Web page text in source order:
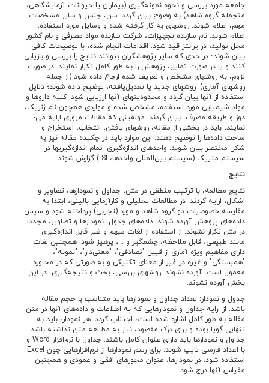
جامعه مورد بررسی و نحوه نمونه‌­گیری (بیماران یا حیوانات آزمایشگاهی،
منجمله گروه شاهد) به وضوح بیان گردد. سن، جنس و سایر مشخصات
مهم، اعلام شوند. روشهای به کار گرفته شده و وسایل مورد استفاده،
اعلام شوند. نام سازنده تجهیزات، شرکت سازنده مواد مصرفی و نام کشور
محل تولید، در پرانتز قید شود. اقدامات انجام شده، با توضیحات کافی
بیان شوند؛ در حدی که سایر پژوهشگران بتوانند نتایج را بررسی و بازیابی
کنند و یا در صورت تمایل، پژوهش را به طور کامل تکرار نمایند. در صورت
لزوم، به روشهای مشخص و تعریف شده ارجاع داده شود (از جمله
روشهای آماری). روشهای جدید یا تعدیل‌­یافته، توضیح داده شوند؛ دلایل
استفاده از آنها بیان گردد و محدودیتهای آنها ارزیابی شود. کلیه داروها و
مواد شیمیایی مورد استفاده، مشخص شده و مواردی همچون نام ژنریک،
دوز و طریقه مصرف، بیان گردند. مولفینی که مقالات مروری ارایه می‌­
نمایند، باید در بخشی از مقاله، روشهای یافتن، انتخاب، استخراج و
ساخت داده­‌ها را توضیح دهند. این موارد باید در چکیده مقاله نیز به
شکل مختصر بیان شوند. واحدهای اندازه‌­گیری: تمام اندازه­‌گیری­ها در
سیستم متریک (سیستم بین‌­المللی واحدها، SI ) گزارش شوند.
نتایج
نتایج مطالعه، با ترتیب منطقی در متن، جداول و نمودارها، تصاویر و
اشکال، ارایه گردند. در مطالعات تحلیلی و کارآزمایی بالینی، ابتدا به
مقایسه خصوصیات دو گروه شاهد و مورد (تجربی) پرداخته شود و سپس
داده­‌های پژوهش آورده شوند. داده‌­های جدول، نمودارها و تصاویر، مجددا
در متن تکرار نشوند. از استفاده از لغات مبهم و غیر قابل اندازه­‌گیری
مانند طبیعی، قابل ملاحظه، چشمگیر و ...، پرهیز شود. همچنین لغات
دارای مفاهیم ویژه آماری از قبیل "تصادفی"، "معنی­‌دار"، "نمونه"،
"همبستگی" و غیره در غیر از معنای تکنیکی و به صورتی که در محاوره
معمول است، آورده نشوند. روشهای بررسی، بحث و نتیجه­‌گیری، در این
بخش آورده نشوند.
جدول و نمودار: تعداد جداول و نمودارها باید متناسب با حجم مقاله
باشد. از ارایه جداول و نمودارهایی که به اطلاعات و داده‌­های آنها در متن
مقاله به طور کامل اشاره شده است، اجتناب گردد. هر نمودار، باید به
تنهایی گویا بوده و برای درک مقصود، نیاز به مطالعه متن نداشته باشد.
جداول و نمودارها باید دارای عنوان کامل باشند. جداول با نرم­‌افزار Word و
با اعداد فارسی تایپ شوند. برای رسم نمودارها از نرم‌­افزارهایی چون Excel
استفاده شود. در نمودارها، عنوان محورهای افقی و عمودی و همچنین
مقیاس آنها درج شود.